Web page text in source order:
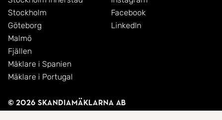
Stockholm
Göteborg
Malmö
Fjällen
Mäklare i Spanien
Mäklare i Portugal
Facebook
LinkedIn
© 2026 SkandiaMäklarna AB